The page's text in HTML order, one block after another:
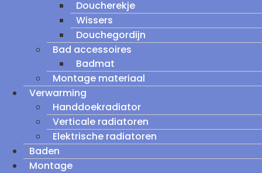
Doucherekje
Wissers
Douchegordijn
Bad accessoires
Badmat
Montage materiaal
Verwarming
Handdoekradiator
Verticale radiatoren
Elektrische radiatoren
Baden
Montage